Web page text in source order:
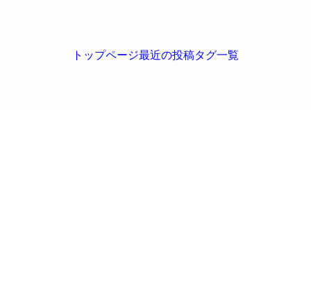
トップページ最近の投稿タグ一覧